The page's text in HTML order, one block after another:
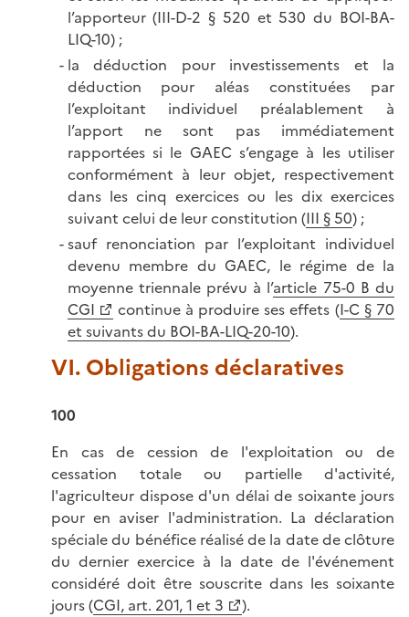
l’apporteur (III-D-2 § 520 et 530 du BOI-BA-
LIQ-10) ;
la déduction pour investissements et la
déduction pour aléas constituées par
l’exploitant individuel préalablement à
l’apport ne sont pas immédiatement
rapportées si le GAEC s’engage à les utiliser
conformément à leur objet, respectivement
dans les cinq exercices ou les dix exercices
suivant celui de leur constitution (III § 50) ;
sauf renonciation par l’exploitant individuel
devenu membre du GAEC, le régime de la
moyenne triennale prévu à l’article 75-0 B du
CGI
continue à produire ses effets (I-C § 70
et suivants du BOI-BA-LIQ-20-10).
VI. Obligations déclaratives
100
En cas de cession de l'exploitation ou de
cessation totale ou partielle d'activité,
l'agriculteur dispose d'un délai de soixante jours
pour en aviser l'administration. La déclaration
spéciale du bénéfice réalisé de la date de clôture
du dernier exercice à la date de l'événement
considéré doit être souscrite dans les soixante
jours (CGI, art. 201, 1 et 3
).